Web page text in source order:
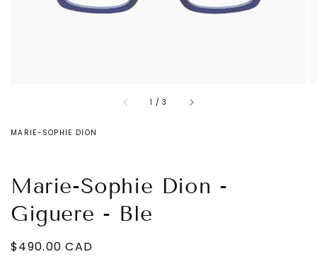
1 /sur
3
MARIE-SOPHIE DION
Marie-Sophie Dion -
Giguere - Ble
Prix
$490.00 CAD